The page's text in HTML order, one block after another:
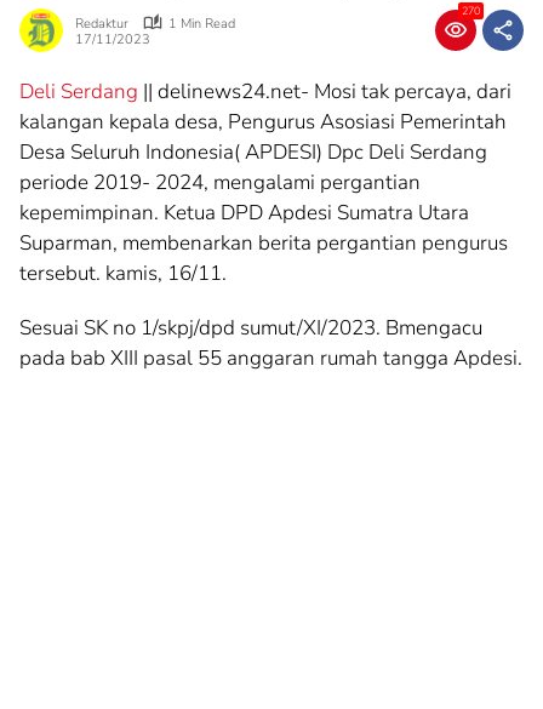
Redaktur
1 Min Read
17/11/2023
270
Deli Serdang || delinews24.net- Mosi tak percaya, dari
kalangan kepala desa, Pengurus Asosiasi Pemerintah
Desa Seluruh Indonesia( APDESI) Dpc Deli Serdang
periode 2019- 2024, mengalami pergantian
kepemimpinan. Ketua DPD Apdesi Sumatra Utara
Suparman, membenarkan berita pergantian pengurus
tersebut. kamis, 16/11.
Sesuai SK no 1/skpj/dpd sumut/XI/2023. Bmengacu
pada bab XIII pasal 55 anggaran rumah tangga Apdesi.